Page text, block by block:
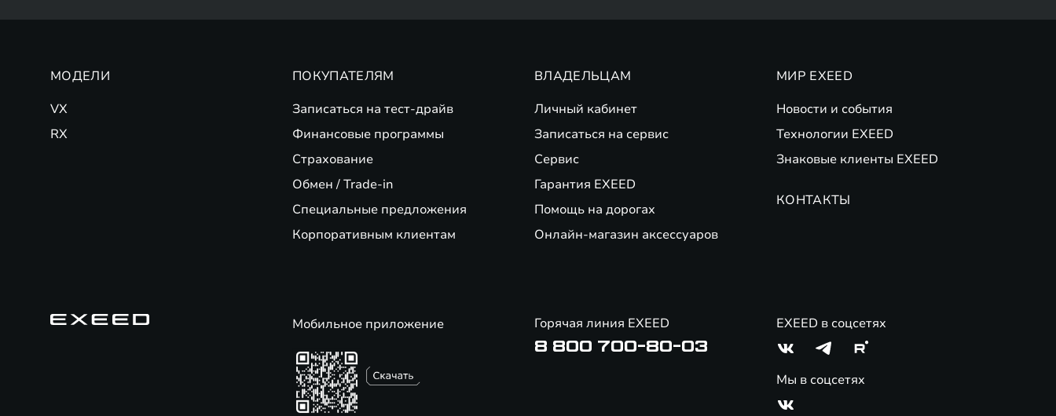
МОДЕЛИ
VX
RX
ПОКУПАТЕЛЯМ
Записаться на тест-драйв
Финансовые программы
Страхование
Обмен / Trade-in
Специальные предложения
Корпоративным клиентам
ВЛАДЕЛЬЦАМ
Личный кабинет
Записаться на сервис
Сервис
Гарантия EXEED
Помощь на дорогах
Онлайн-магазин аксессуаров
МИР EXEED
Новости и события
Технологии EXEED
Знаковые клиенты EXEED
КОНТАКТЫ
Мобильное приложение Горячая линия EXEED
8 800 700-80-03
EXEED в соцсетях
Мы в соцсетях